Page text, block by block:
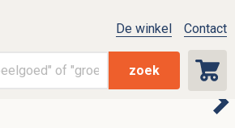
zoek
De winkel Contact